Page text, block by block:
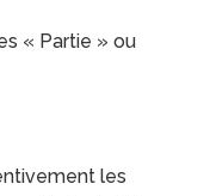
« Partie » ou
les